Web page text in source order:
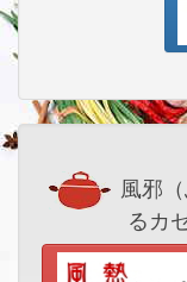
風邪
るカ